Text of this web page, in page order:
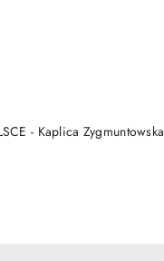
- Kaplica Zygmuntowska